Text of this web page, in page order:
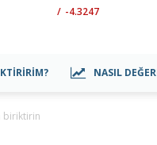
/ -4.3247
NASIL
biriktirin